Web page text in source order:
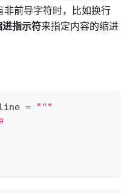
前导字符时，比如换行
指示符来指定内容的缩进
=
"""